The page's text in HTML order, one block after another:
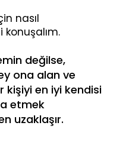
nasıl
değilse,
ona alan ve
kişiyi en iyi kendisi
etmek
uzaklaşır.